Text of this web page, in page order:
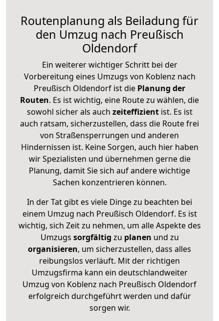
Routenplanung als Beiladung für
den Umzug nach Preußisch
Oldendorf
Ein weiterer wichtiger Schritt bei der
Vorbereitung eines Umzugs von Koblenz nach
Preußisch Oldendorf ist die Planung der
Routen. Es ist wichtig, eine Route zu wählen, die
sowohl sicher als auch zeiteffizientist. Es ist
auch ratsam, sicherzustellen, dass die Route frei
von Straßensperrungen und anderen
Hindernissen ist. Keine Sorgen, auch hier haben
wir Spezialisten und übernehmen gerne die
Planung, damit Sie sich auf andere wichtige
Sachen konzentrieren können.
In der Tat gibt es viele Dinge zu beachten bei
einem Umzug nach Preußisch Oldendorf. Es ist
wichtig, sich Zeit zu nehmen, um alle Aspekte des
Umzugs sorgfältig zu planen und zu
organisieren, um sicherzustellen, dass alles
reibungslos verläuft. Mit der richtigen
Umzugsfirma kann ein deutschlandweiter
Umzug von Koblenz nach Preußisch Oldendorf
erfolgreich durchgeführt werden und dafür
sorgen wir.